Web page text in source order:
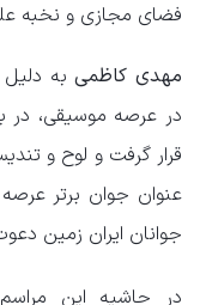
فضای مجازی و نخبه
مهدی کاظمیبه
در عرصه موسیقی، در
قرار گرفت و لوح و
عنوان جوان برتر
جوانان ایران زمین
در حاشیه این